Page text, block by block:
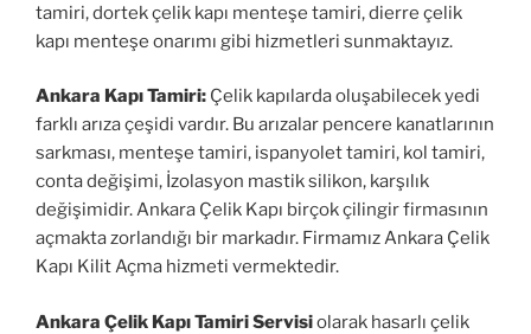
tamiri, dortek çelik kapı menteşe tamiri, dierre çelik
kapı menteşe onarımı gibi hizmetleri sunmaktayız.
Ankara Kapı Tamiri: Çelik kapılarda oluşabilecek yedi
farklı arıza çeşidi vardır. Bu arızalar pencere kanatlarının
sarkması, menteşe tamiri, ispanyolet tamiri, kol tamiri,
conta değişimi, İzolasyon mastik silikon, karşılık
değişimidir. Ankara Çelik Kapı birçok çilingir firmasının
açmakta zorlandığı bir markadır. Firmamız Ankara Çelik
Kapı Kilit Açma hizmeti vermektedir.
Ankara Çelik Kapı Tamiri Servisiolarak hasarlı çelik